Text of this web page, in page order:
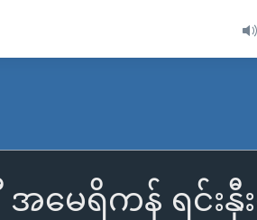
မေရိကန် ရင်းနှီ